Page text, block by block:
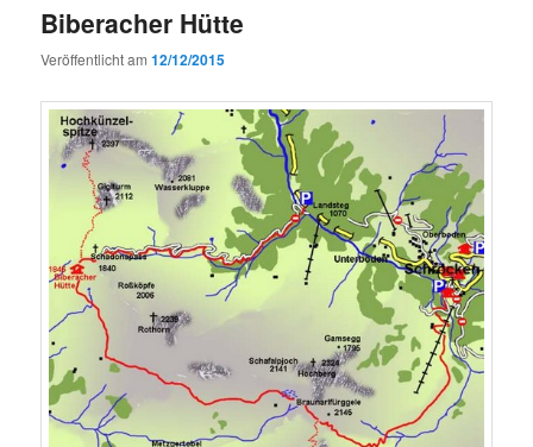
Biberacher Hütte
Veröffentlicht am12/12/2015